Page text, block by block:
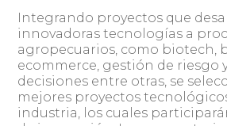
Integrando proyectos que
innovadoras tecnologías a
agropecuarios, como biotech,
ecommerce, gestión de riesgo
decisiones entre otras, se
mejores proyectos
industria, los cuales